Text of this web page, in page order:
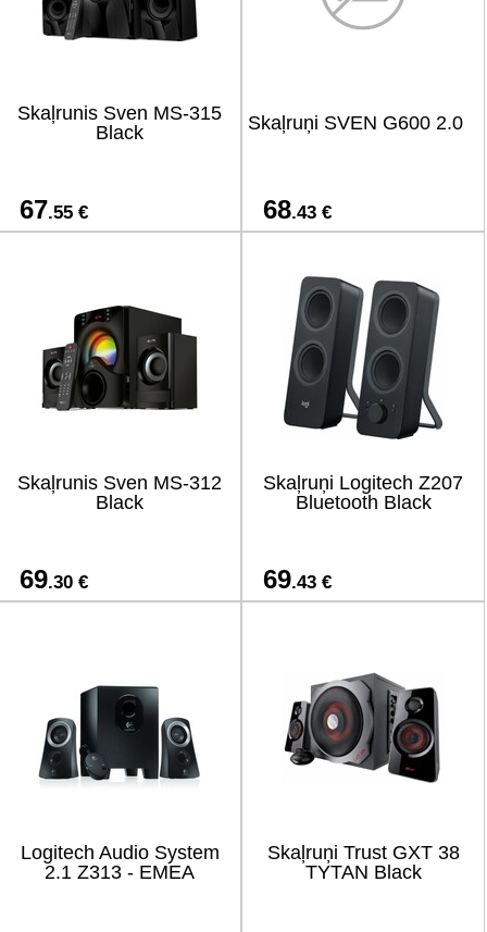
Skaļrunis Sven MS-315
Black
67.55 €
Skaļruņi SVEN G600 2.0
68.43 €
Skaļrunis Sven MS-312
Black
69.30 €
Skaļruņi Logitech Z207
Bluetooth Black
69.43 €
Logitech Audio System
2.1 Z313 - EMEA
Skaļruņi Trust GXT 38
TYTAN Black